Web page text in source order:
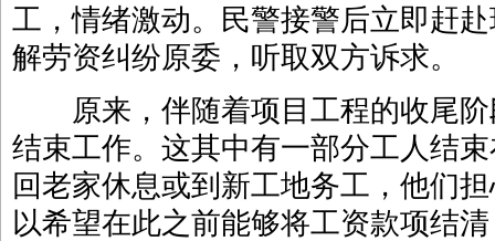
工，情绪激动。民警接警后立即赶
解劳资纠纷原委，听取双方诉求。
原来，伴随着项目工程的收尾阶
结束工作。这其中有一部分工人结
回老家休息或到新工地务工，他们
以希望在此之前能够将工资款项结